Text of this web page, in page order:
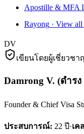
Apostille & MFA
Rayong · View all
DV
เขียนโดยผู้เชี่ยวชา
Damrong V. (ดำรง
Founder & Chief Visa
ประสบการณ์: 22 ปี·เค